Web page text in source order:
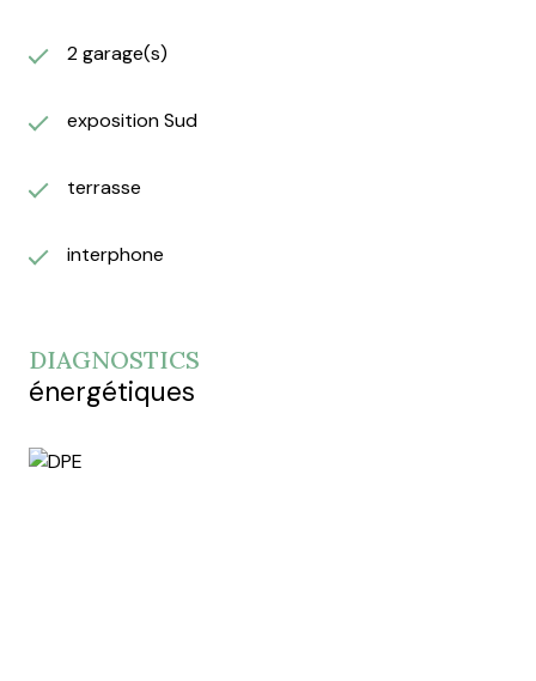
2 garage(s)
exposition Sud
terrasse
interphone
DIAGNOSTICS
énergétiques